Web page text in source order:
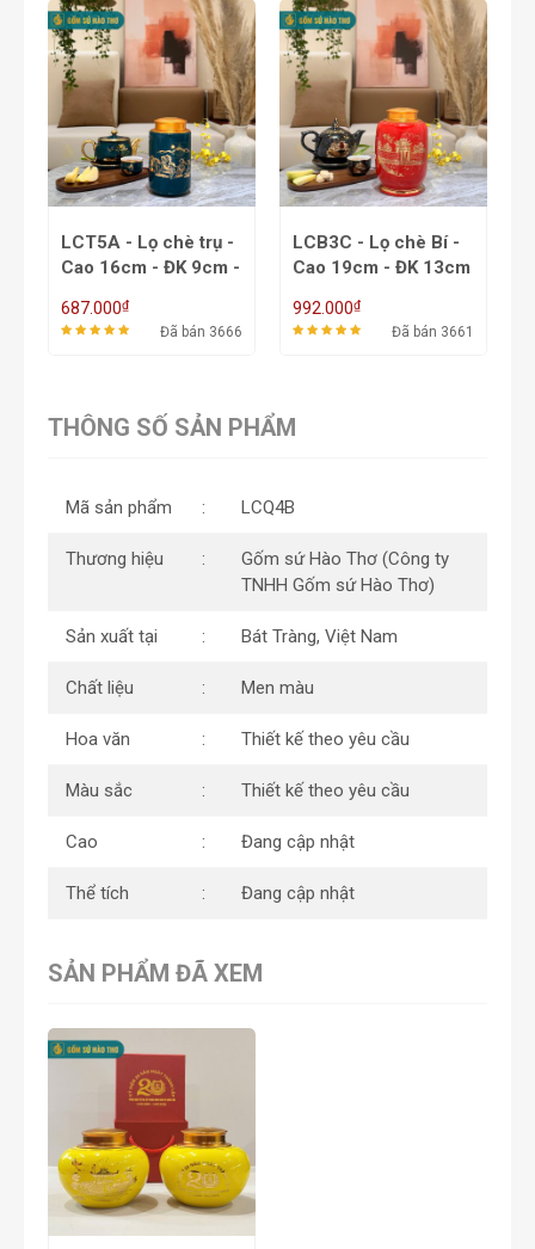
chè trụ -
- ĐK 9cm -
Đã bán 3666
LCB3C - Lọ chè Bí -
Cao 19cm - ĐK 13cm
Đã bán 3661
LCV2A - Lọ chè
vuông - Cao
THÔNG SỐ SẢN PHẨM
Mã sản phẩm LCQ4B
Thương hiệu
Gốm sứ Hào Thơ (Công ty
TNHH Gốm sứ Hào Thơ)
Sản xuất tại Bát Tràng, Việt Nam
Chất liệu Men màu
Hoa văn Thiết kế theo yêu cầu
Màu sắc Thiết kế theo yêu cầu
Cao Đang cập nhật
Thể tích Đang cập nhật
SẢN PHẨM ĐÃ XEM